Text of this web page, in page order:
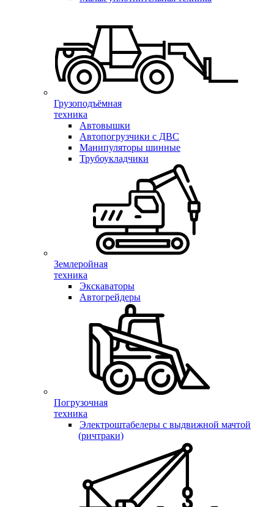
Грузоподъёмная
техника
Автовышки
Автопогрузчики с ДВС
Манипуляторы шинные
Трубоукладчики
Землеройная
техника
Экскаваторы
Автогрейдеры
Погрузочная
техника
Электроштабелеры с выдвижной мачтой
(ричтраки)